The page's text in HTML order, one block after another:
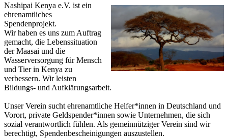
Nashipai Kenya e.V. ist ein
ehrenamtliches
Spendenprojekt.
Wir haben es uns zum Auftrag
gemacht, die Lebenssituation
der Maasai und die
Wasserversorgung für Mensch
und Tier in Kenya zu
verbessern. Wir leisten
Bildungs- und Aufklärungsarbeit.
Unser Verein sucht ehrenamtliche Helfer*innen in Deutschland und
Vorort, private Geldspender*innen sowie Unternehmen, die sich
sozial verantwortlich fühlen. Als gemeinnütziger Verein sind wir
berechtigt, Spendenbescheinigungen auszustellen.